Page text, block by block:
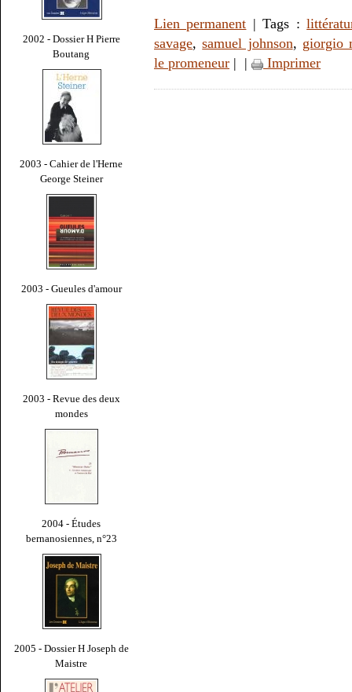
2002 - Dossier H Pierre
Boutang
2003 - Cahier de l'Herne
George Steiner
2003 - Gueules d'amour
2003 - Revue des deux
mondes
2004 - Études
bernanosiennes, n°23
2005 - Dossier H Joseph de
Maistre
Lien permanent | Tags :
savage,samuel johnson, giorgio
le promeneur | | Imprimer